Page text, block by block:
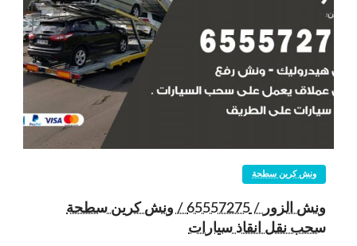
ونش كرين سطحة
ونش الزور / 65557275 / ونش كرين سطحة
سحب نقل انقاذ سيارات